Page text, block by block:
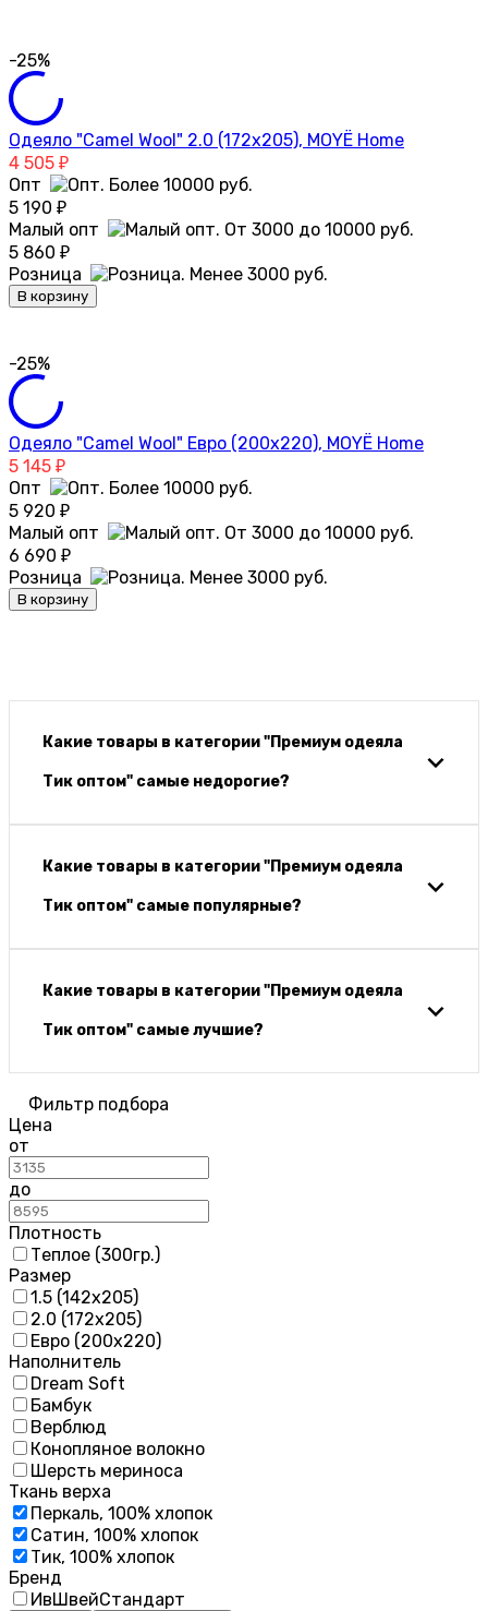
-25%
Одеяло "Camel Wool" 2.0 (172х205), MOYЁ Home
4 505 ₽
Опт
5 190 ₽
Малый опт
5 860 ₽
Розница
В корзину
-25%
Одеяло "Camel Wool" Евро (200х220), MOYЁ Home
5 145 ₽
Опт
5 920 ₽
Малый опт
6 690 ₽
Розница
В корзину
Какие товары в категории "Премиум одеяла
Тик оптом" самые недорогие?
Какие товары в категории "Премиум одеяла
Тик оптом" самые популярные?
Какие товары в категории "Премиум одеяла
Тик оптом" самые лучшие?
Фильтр подбора
Цена
от
до
Плотность
Теплое (300гр.)
Размер
1.5 (142х205)
2.0 (172х205)
Евро (200х220)
Наполнитель
Dream Soft
Бамбук
Верблюд
Конопляное волокно
Шерсть мериноса
Ткань верха
Перкаль, 100% хлопок
Сатин, 100% хлопок
Тик, 100% хлопок
Бренд
ИвШвейСтандарт